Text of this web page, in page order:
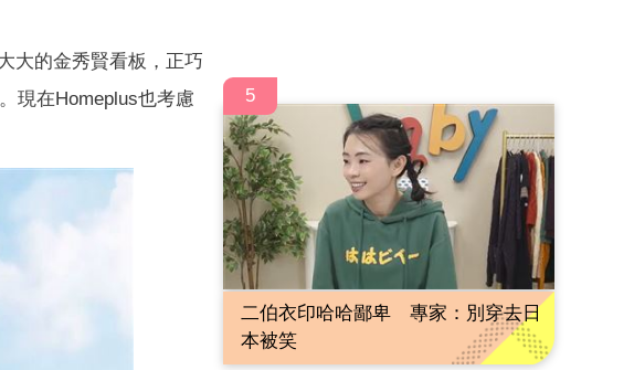
大的金秀賢看板，正巧
現在Homeplus也考慮
5
二伯衣印哈哈鄙卑 專家：別穿去日
本被笑